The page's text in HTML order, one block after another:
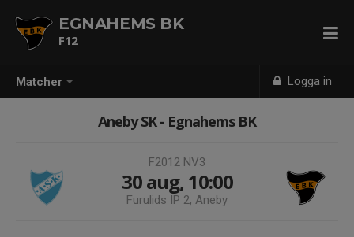
Matcher Logga in
EGNAHEMS BK
F12
Aneby SK - Egnahems BK
F2012 NV3
30 aug, 10:00
Furulids IP 2, Aneby